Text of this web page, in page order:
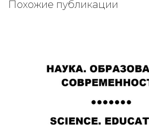
Похожие публикации